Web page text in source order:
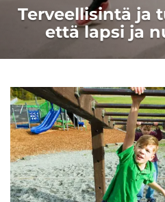
Terveellisintä ja
että lapsi ja